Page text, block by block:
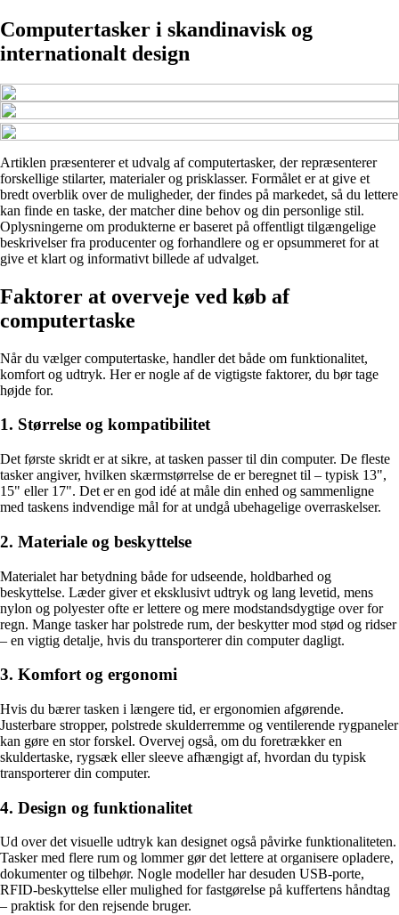
Computertasker i skandinavisk og
internationalt design
Artiklen præsenterer et udvalg af computertasker, der repræsenterer
forskellige stilarter, materialer og prisklasser. Formålet er at give et
bredt overblik over de muligheder, der findes på markedet, så du lettere
kan finde en taske, der matcher dine behov og din personlige stil.
Oplysningerne om produkterne er baseret på offentligt tilgængelige
beskrivelser fra producenter og forhandlere og er opsummeret for at
give et klart og informativt billede af udvalget.
Faktorer at overveje ved køb af
computertaske
Når du vælger computertaske, handler det både om funktionalitet,
komfort og udtryk. Her er nogle af de vigtigste faktorer, du bør tage
højde for.
1. Størrelse og kompatibilitet
Det første skridt er at sikre, at tasken passer til din computer. De fleste
tasker angiver, hvilken skærmstørrelse de er beregnet til – typisk 13",
15" eller 17". Det er en god idé at måle din enhed og sammenligne
med taskens indvendige mål for at undgå ubehagelige overraskelser.
2. Materiale og beskyttelse
Materialet har betydning både for udseende, holdbarhed og
beskyttelse. Læder giver et eksklusivt udtryk og lang levetid, mens
nylon og polyester ofte er lettere og mere modstandsdygtige over for
regn. Mange tasker har polstrede rum, der beskytter mod stød og ridser
– en vigtig detalje, hvis du transporterer din computer dagligt.
3. Komfort og ergonomi
Hvis du bærer tasken i længere tid, er ergonomien afgørende.
Justerbare stropper, polstrede skulderremme og ventilerende rygpaneler
kan gøre en stor forskel. Overvej også, om du foretrækker en
skuldertaske, rygsæk eller sleeve afhængigt af, hvordan du typisk
transporterer din computer.
4. Design og funktionalitet
Ud over det visuelle udtryk kan designet også påvirke funktionaliteten.
Tasker med flere rum og lommer gør det lettere at organisere opladere,
dokumenter og tilbehør. Nogle modeller har desuden USB-porte,
RFID-beskyttelse eller mulighed for fastgørelse på kuffertens håndtag
– praktisk for den rejsende bruger.